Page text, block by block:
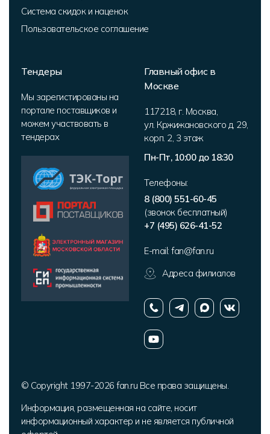
Система скидок и наценок
Пользовательское соглашение
Тендеры
Мы зарегистированы на
портале поставщиков и
можем участвовать в
тендерах
Главный офис в
Москве
117218, г. Москва
ул. Кржижановского д. 29,
корп. 2 3 этаж
Пн-Пт, 10:00 до 18:30
Телефоны:
8 (800) 551-60-45
(звонок бесплатный)
+7 (495) 626-41-52
E-mail: fan@fan.ru
Адреса филиалов
© Copyright 1997-2026 fan.ru Все права защищены.
Информация, размещенная на сайте, носит
информационный характер и не является публичной